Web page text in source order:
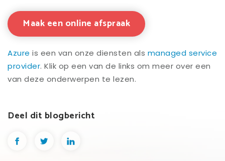
Maak een online afspraak
Azure is een van onze diensten als managed service
provider. Klik op een van de links om meer over een
van deze onderwerpen te lezen.
Deel dit blogbericht